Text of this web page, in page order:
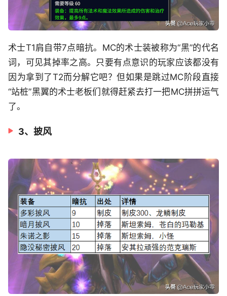
术士T1肩自带7点暗抗。MC的术士装被称为“黑”的代名
词，可见其掉率之高。只要有点意识的玩家应该都没有
因为拿到了T2而分解它吧？但如果是跳过MC阶段直接
“站桩”黑翼的术士老板们就得赶紧去打一把MC拼拼运气
了。
3、披风